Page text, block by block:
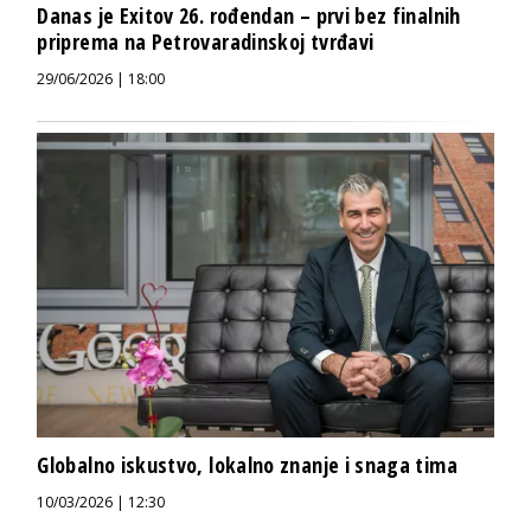
Danas je Exitov 26. rođendan – prvi bez finalnih
priprema na Petrovaradinskoj tvrđavi
29/06/2026 | 18:00
Globalno iskustvo, lokalno znanje i snaga tima
10/03/2026 | 12:30